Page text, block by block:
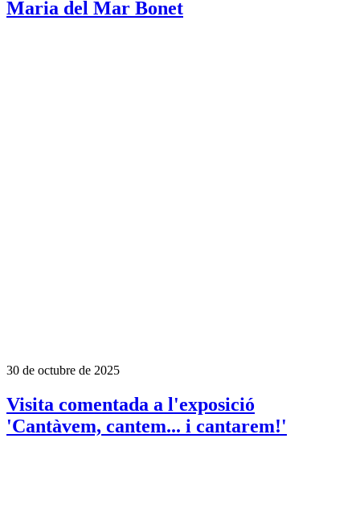
Maria del Mar Bonet
30 de octubre de 2025
Visita comentada a l'exposició
'Cantàvem, cantem... i cantarem!'